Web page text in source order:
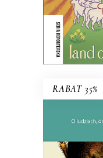
E-
RABAT 35%